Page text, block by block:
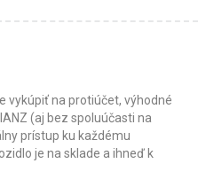
vykúpiť na protiúčet, výhodné
(aj bez spoluúčasti na
prístup ku každému
je na sklade a ihneď k